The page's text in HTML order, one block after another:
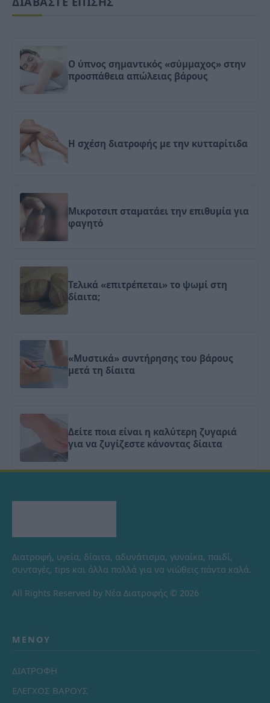
Ο ύπνος σημαντικός «σύμμαχος» στην
προσπάθεια απώλειας βάρους
Η σχέση διατροφής με την κυτταρίτιδα
Μικροτσιπ σταματάει την επιθυμία για
φαγητό
Τελικά «επιτρέπεται» το ψωμί στη
δίαιτα;
«Μυστικά» συντήρησης του βάρους
μετά τη δίαιτα
Δείτε ποια είναι η καλύτερη ζυγαριά
για να ζυγίζεστε κάνοντας δίαιτα
Διατροφή, υγεία, δίαιτα, αδυνάτισμα, γυναίκα, παιδί,
συνταγές, tips και άλλα πολλά για να νιώθεις πάντα καλά.
All Rights Reserved by Νέα Διατροφής © 2026
ΜΕΝΟΎ
ΔΙΑΤΡΟΦΗ
ΕΛΕΓΧΟΣ ΒΑΡΟΥΣ